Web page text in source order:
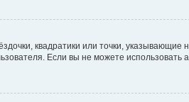
квадратики или точки, указывающие
Если вы не можете использовать